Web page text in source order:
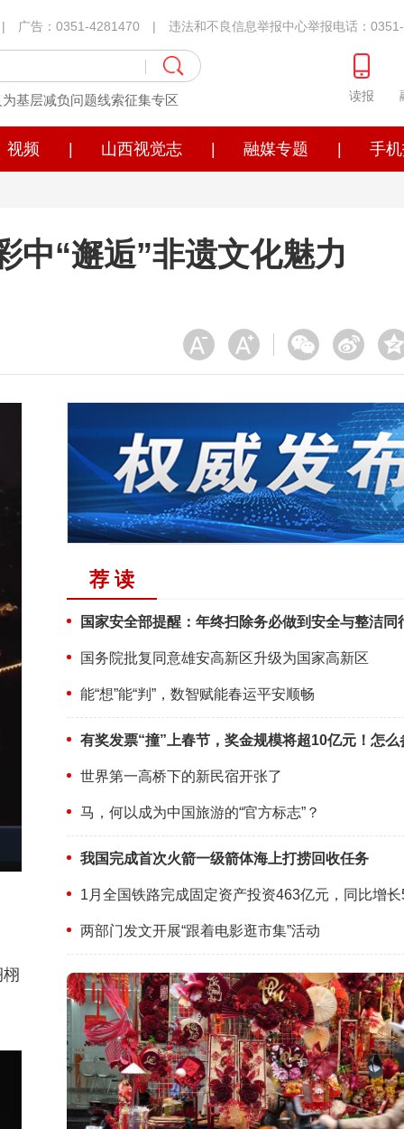
广告：0351-4281470 | 违法和不良信息举报中心举报电话：
基层减负问题线索征集专区 读报
视频 山西视觉志 融媒专题 手
中“邂逅”非遗文化魅力
荐 读
国家安全部提醒：年终扫除务必做到安全与整洁同
国务院批复同意雄安高新区升级为国家高新区
能“想”能“判”，数智赋能春运平安顺畅
有奖发票“撞”上春节，奖金规模将超10亿元！怎么
世界第一高桥下的新民宿开张了
马，何以成为中国旅游的“官方标志”？
我国完成首次火箭一级箭体海上打捞回收任务
1月全国铁路完成固定资产投资463亿元，同比增长
两部门发文开展“跟着电影逛市集”活动